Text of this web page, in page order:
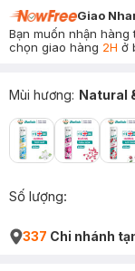
Giao
Bạn muốn nhận hàng
chọn giao hàng 2H ở
Mùi hương: Natural
Số lượng:
337 Chi nhánh